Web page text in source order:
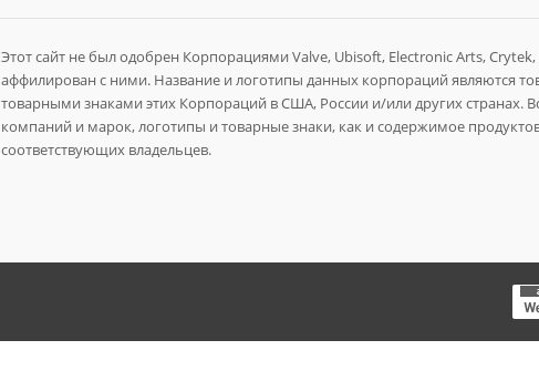
Этот сайт не был одобрен Корпорациями Valve, Ubisoft, Electronic Arts,
аффилирован с ними. Название и логотипы данных корпораций являются
товарными знаками этих Корпораций в США, России и/или других странах.
компаний и марок, логотипы и товарные знаки, как и содержимое
соответствующих владельцев.